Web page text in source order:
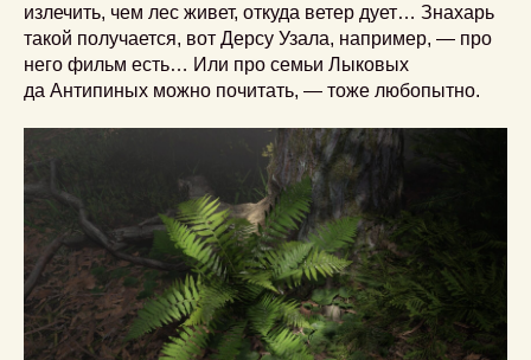
излечить, чем лес живет, откуда ветер дует… Знахарь
такой получается, вот Дерсу Узала, например, — про
него фильм есть… Или про семьи Лыковых
да Антипиных можно почитать, — тоже любопытно.